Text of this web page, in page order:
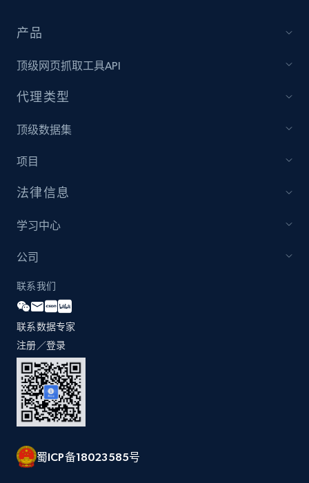
产品
顶级网页抓取工具API
代理类型
顶级数据集
项目
法律信息
学习中心
公司
联系我们
联系数据专家
注册／登录
蜀ICP备18023585号